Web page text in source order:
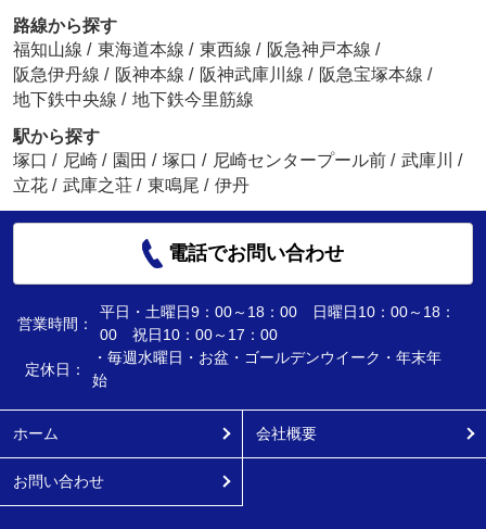
路線から探す
福知山線 / 東海道本線 / 東西線 / 阪急神戸本線 /
阪急伊丹線 / 阪神本線 / 阪神武庫川線 / 阪急宝塚本線 /
地下鉄中央線 / 地下鉄今里筋線
駅から探す
塚口 / 尼崎 / 園田 / 塚口 / 尼崎センタープール前 / 武庫川
/
立花 / 武庫之荘 / 東鳴尾 / 伊丹
電話でお問い合わせ
営業時間：
平日・土曜日9：00～18：00 日曜日10：00～18：
00 祝日10：00～17：00
定休日：
・毎週水曜日・お盆・ゴールデンウイーク・年末年
始
ホーム 会社概要
お問い合わせ